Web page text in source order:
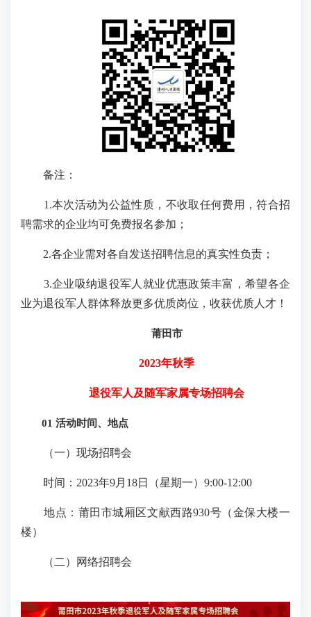
备注：
1.本次活动为公益性质，不收取任何费用，符合招
聘需求的企业均可免费报名参加；
2.各企业需对各自发送招聘信息的真实性负责；
3.企业吸纳退役军人就业优惠政策丰富，希望各企
业为退役军人群体释放更多优质岗位，收获优质人才！
莆田市
2023年秋季
退役军人及随军家属专场招聘会
01 活动时间、地点
（一）现场招聘会
时间：2023年9月18日（星期一）9:00-12:00
地点：莆田市城厢区文献西路930号（金保大楼一
楼）
（二）网络招聘会